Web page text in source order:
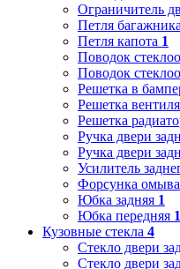
Ограничитель
Петля багажника
Петля капота 1
Поводок
Поводок
Решетка в
Решетка
Решетка
Ручка двери
Ручка двери
Усилитель
Форсунка
Юбка задняя 1
Юбка передняя 1
Кузовные стекла 4
Стекло двери
Стекло двери